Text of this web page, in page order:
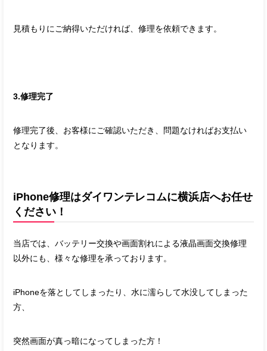
見積もりにご納得いただければ、修理を依頼できます。
3.修理完了
修理完了後、お客様にご確認いただき、問題なければお支払い
となります。
iPhone修理はダイワンテレコムに横浜店へお任せ
ください！
当店では、バッテリー交換や画面割れによる液晶画面交換修理
以外にも、様々な修理を承っております。
iPhoneを落としてしまったり、水に濡らして水没してしまった
方、
突然画面が真っ暗になってしまった方！